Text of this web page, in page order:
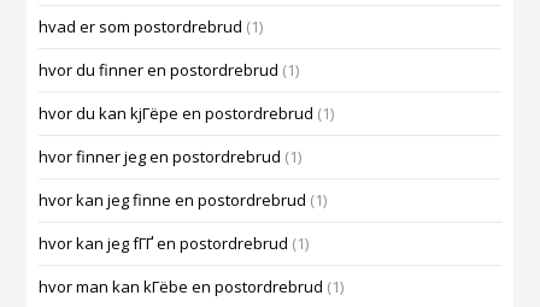
hvad er som postordrebrud (1)
hvor du finner en postordrebrud (1)
hvor du kan kjГёpe en postordrebrud (1)
hvor finner jeg en postordrebrud (1)
hvor kan jeg finne en postordrebrud (1)
hvor kan jeg fГҐ en postordrebrud (1)
hvor man kan kГёbe en postordrebrud (1)